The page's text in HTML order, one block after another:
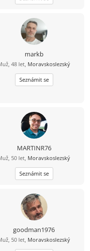
markb
48 let, Moravskoslezský
Seznámit se
MARTINR76
50 let, Moravskoslezský
Seznámit se
goodman1976
50 let, Moravskoslezský